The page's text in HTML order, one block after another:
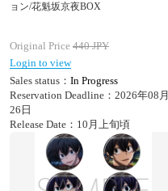
ョン/花魁坂京夜BOX
Original Price 440JPY
Login to view
Sales status： In Progress
Reservation Deadline：2026年08月
26日
Release Date：10月上旬頃